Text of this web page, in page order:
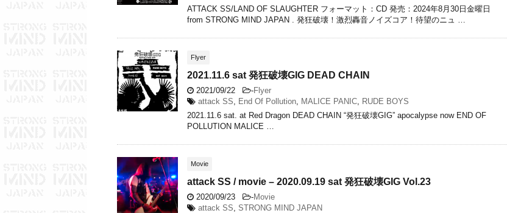
ATTACK SS/LAND OF SLAUGHTER フォーマット：CD 発売：2024年8月30日金曜日
from STRONG MIND JAPAN . 発狂破壊！激烈轟音ノイズコア！待望のニュ …
Flyer
2021.11.6 sat 発狂破壊GIG DEAD CHAIN
2021/09/22 -Flyer
attack SS
End Of Pollution MALICE PANIC
RUDE BOYS
2021.11.6 sat. at Red Dragon DEAD CHAIN “発狂破壊GIG” apocalypse now END OF
POLLUTION MALICE …
Movie
attack SS / movie – 2020.09.19 sat 発狂破壊GIG Vol.23
2020/09/23 -Movie
attack SS STRONG MIND JAPAN